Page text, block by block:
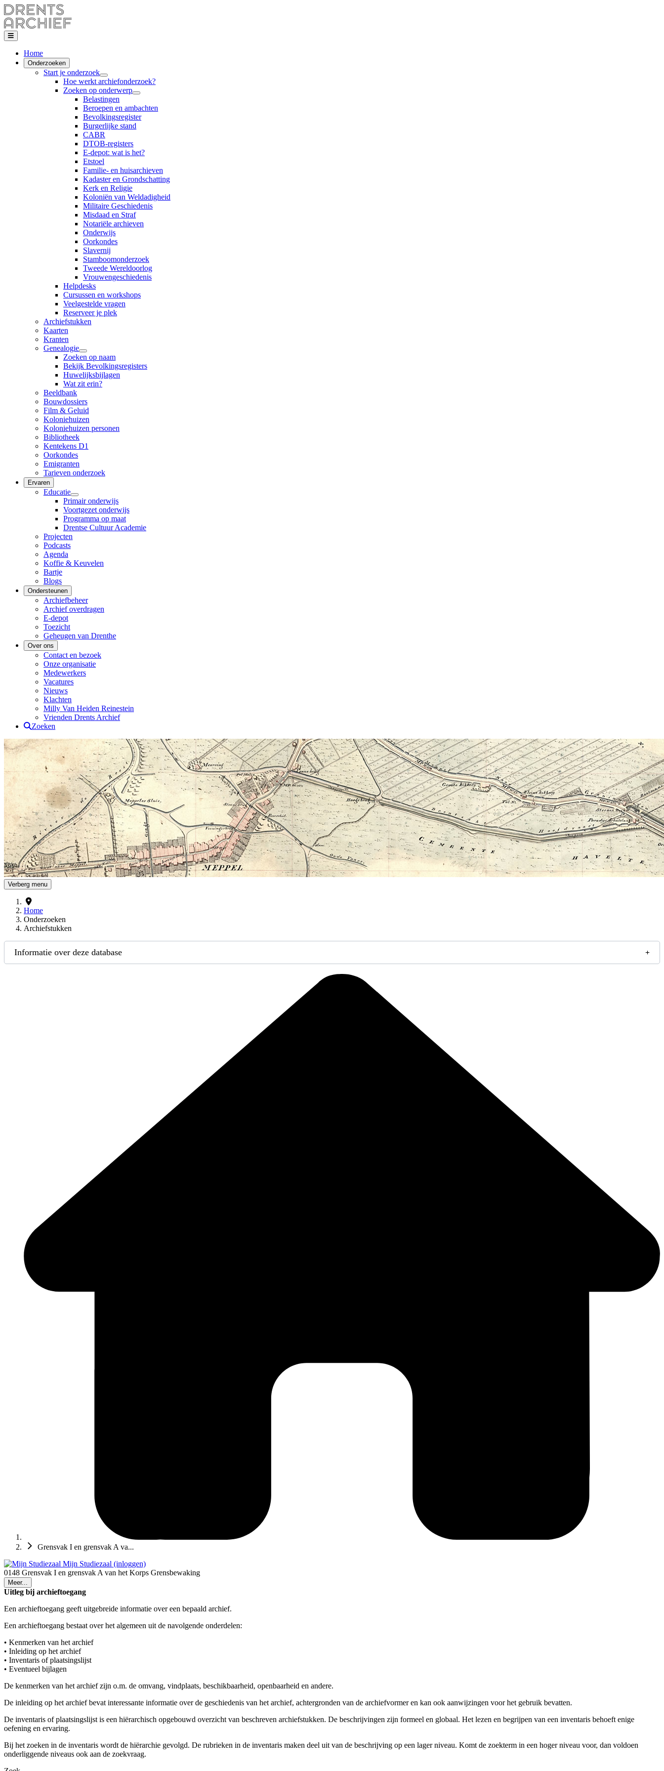
Home
Onderzoeken
Start je onderzoek
Hoe werkt archiefonderzoek?
Zoeken op onderwerp
Belastingen
Beroepen en ambachten
Bevolkingsregister
Burgerlijke stand
CABR
DTOB-registers
E-depot: wat is het?
Etstoel
Familie- en huisarchieven
Kadaster en Grondschatting
Kerk en Religie
Koloniën van Weldadigheid
Militaire Geschiedenis
Misdaad en Straf
Notariële archieven
Onderwijs
Oorkondes
Slavernij
Stamboomonderzoek
Tweede Wereldoorlog
Vrouwengeschiedenis
Helpdesks
Cursussen en workshops
Veelgestelde vragen
Reserveer je plek
Archiefstukken
Kaarten
Kranten
Genealogie
Zoeken op naam
Bekijk Bevolkingsregisters
Huwelijksbijlagen
Wat zit erin?
Beeldbank
Bouwdossiers
Film & Geluid
Koloniehuizen
Koloniehuizen personen
Bibliotheek
Kentekens D1
Oorkondes
Emigranten
Tarieven onderzoek
Ervaren
Educatie
Primair onderwijs
Voortgezet onderwijs
Programma op maat
Drentse Cultuur Academie
Projecten
Podcasts
Agenda
Koffie & Keuvelen
Bartje
Blogs
Ondersteunen
Archiefbeheer
Archief overdragen
E-depot
Toezicht
Geheugen van Drenthe
Over ons
Contact en bezoek
Onze organisatie
Medewerkers
Vacatures
Nieuws
Klachten
Milly Van Heiden Reinestein
Vrienden Drents Archief
Zoeken
Drents Archief
Verberg menu
Home
Onderzoeken
Archiefstukken
Informatie over deze database
Grensvak I en grensvak A va...
Mijn Studiezaal (inloggen)
0148 Grensvak I en grensvak A van het Korps Grensbewaking
Meer...
Uitleg bij archieftoegang
Een archieftoegang geeft uitgebreide informatie over een bepaald archief.
Een archieftoegang bestaat over het algemeen uit de navolgende onderdelen:
• Kenmerken van het archief
• Inleiding op het archief
• Inventaris of plaatsingslijst
• Eventueel bijlagen
De kenmerken van het archief zijn o.m. de omvang, vindplaats, beschikbaarheid, openbaarheid en andere.
De inleiding op het archief bevat interessante informatie over de geschiedenis van het archief, achtergronden van de archiefvormer en kan ook aanwijzingen voor het gebruik bevatten.
De inventaris of plaatsingslijst is een hiërarchisch opgebouwd overzicht van beschreven archiefstukken. De beschrijvingen zijn formeel en globaal. Het lezen en begrijpen van een inventaris behoeft enige
oefening en ervaring.
Bij het zoeken in de inventaris wordt de hiërarchie gevolgd. De rubrieken in de inventaris maken deel uit van de beschrijving op een lager niveau. Komt de zoekterm in een hoger niveau voor, dan voldoen
onderliggende niveaus ook aan de zoekvraag.